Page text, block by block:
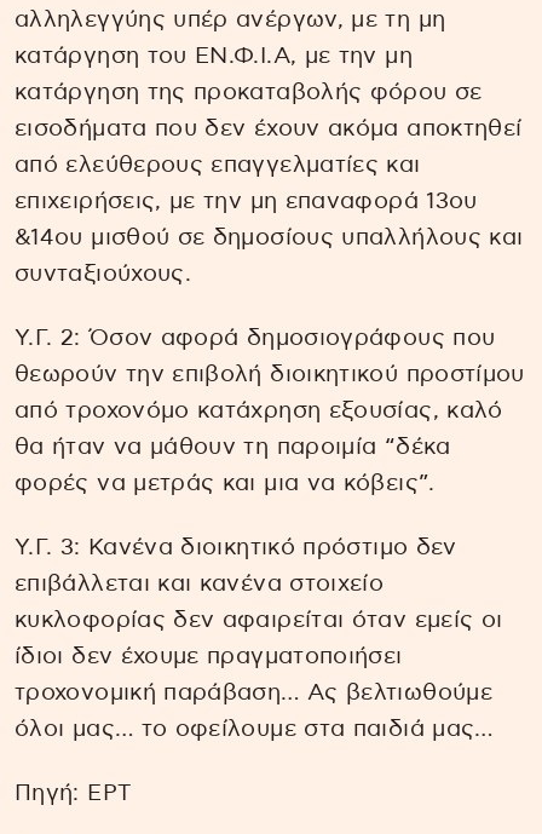
αλληλεγγύης υπέρ ανέργων, με τη μη
κατάργηση του ΕΝ.Φ.Ι.Α, με την μη
κατάργηση της προκαταβολής φόρου σε
εισοδήματα που δεν έχουν ακόμα αποκτηθεί
από ελεύθερους επαγγελματίες και
επιχειρήσεις, με την μη επαναφορά 13ου
&14ου μισθού σε δημοσίους υπαλλήλους και
συνταξιούχους.
Υ.Γ. 2: Όσον αφορά δημοσιογράφους που
θεωρούν την επιβολή διοικητικού προστίμου
από τροχονόμο κατάχρηση εξουσίας, καλό
θα ήταν να μάθουν τη παροιμία “δέκα
φορές να μετράς και μια να κόβεις”.
Υ.Γ. 3: Κανένα διοικητικό πρόστιμο δεν
επιβάλλεται και κανένα στοιχείο
κυκλοφορίας δεν αφαιρείται όταν εμείς οι
ίδιοι δεν έχουμε πραγματοποιήσει
τροχονομική παράβαση… Ας βελτιωθούμε
όλοι μας… το οφείλουμε στα παιδιά μας…
Πηγή: EΡΤ